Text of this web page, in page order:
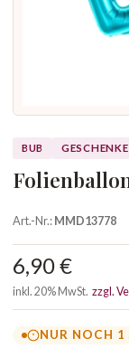
BUB
Art.-Nr.:MMD13778
6,90 €
inkl. 20% MwSt. zzgl.
NUR NOCH 1